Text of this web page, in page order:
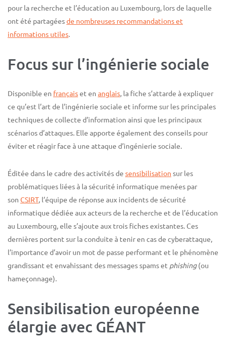
pour la recherche et l’éducation au Luxembourg, lors de laquelle
ont été partagéesde nombreuses recommandations et
informations utiles.
Focus sur l’ingénierie sociale
Disponible en françaiset en anglais, la fiche s’attarde à expliquer
ce qu’est l’art de l’ingénierie sociale et informe sur les principales
techniques de collecte d’information ainsi que les principaux
scénarios d’attaques. Elle apporte également des conseils pour
éviter et réagir face à une attaque d’ingénierie sociale.
Éditée dans le cadre des activités de sensibilisation sur les
problématiques liées à la sécurité informatique menées par
son CSIRT, l’équipe de réponse aux incidents de sécurité
informatique dédiée aux acteurs de la recherche et de l’éducation
au Luxembourg, elle s’ajoute aux trois fiches existantes. Ces
dernières portent sur la conduite à tenir en cas de cyberattaque,
l’importance d’avoir un mot de passe performant et le phénomène
grandissant et envahissant des messages spams et phishing(ou
hameçonnage).
Sensibilisation européenne
élargie avec GÉANT